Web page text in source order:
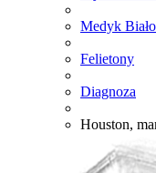
Medyk
Felietony
Diagnoza
Houston,